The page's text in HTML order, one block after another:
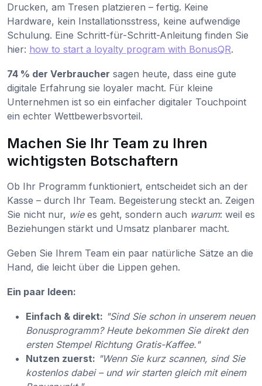
Drucken, am Tresen platzieren – fertig. Keine
Hardware, kein Installationsstress, keine aufwendige
Schulung. Eine Schritt-für-Schritt-Anleitung finden Sie
hier: how to start a loyalty program with BonusQR.
74 % der Verbraucher sagen heute, dass eine gute
digitale Erfahrung sie loyaler macht. Für kleine
Unternehmen ist so ein einfacher digitaler Touchpoint
ein echter Wettbewerbsvorteil.
Machen Sie Ihr Team zu Ihren
wichtigsten Botschaftern
Ob Ihr Programm funktioniert, entscheidet sich an der
Kasse – durch Ihr Team. Begeisterung steckt an. Zeigen
Sie nicht nur, wiees geht, sondern auch warum: weil es
Beziehungen stärkt und Umsatz planbarer macht.
Geben Sie Ihrem Team ein paar natürliche Sätze an die
Hand, die leicht über die Lippen gehen.
Ein paar Ideen:
Einfach & direkt: "Sind Sie schon in unserem neuen
Bonusprogramm? Heute bekommen Sie direkt den
ersten Stempel Richtung Gratis-Kaffee."
Nutzen zuerst: "Wenn Sie kurz scannen, sind Sie
kostenlos dabei – und wir starten gleich mit einem